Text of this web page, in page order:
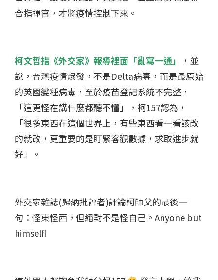
合指揮官，才將疫情控制下來。
柯文哲指《外交家》報導裡面「亂寫一通」
，並
說，台灣疫情爆發，不是Delta病毒，而是最原始
的英國變種病毒，至於疫苗登記系統不完整，
「這更怪在講什麼都聽不懂」，柯157認為，
「很多東西在這個世界上，有些東西看一看該改
的就改，更重要的是盯緊客觀數據，求取進步就
好」。
外交家雜誌(歸納批評者)評論柯師父的最後一
句：怪東怪西，但絕對不是怪自己。Anyone but
himself!